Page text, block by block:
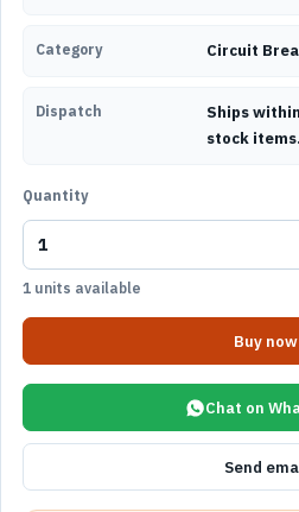
Category Circuit
Dispatch
Ships
stock items.
Quantity
1 units available
Buy now
Chat on
Send